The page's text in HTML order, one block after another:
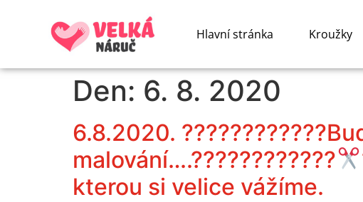
Hlavní stránka Kroužky
Den: 6. 8. 2020
6.8.2020.
malování….????????????
kterou si velice vážíme.